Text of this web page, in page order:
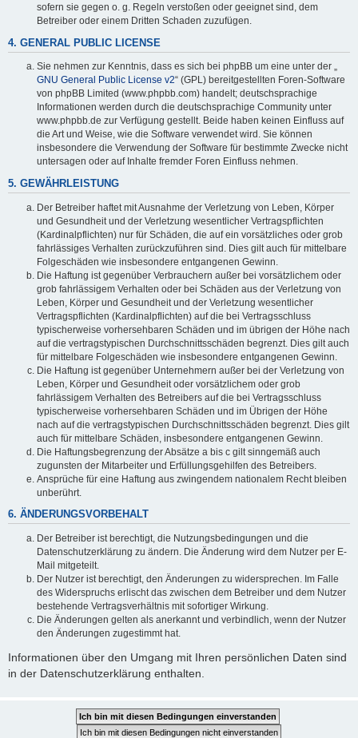
sofern sie gegen o. g. Regeln verstoßen oder geeignet sind, dem
Betreiber oder einem Dritten Schaden zuzufügen.
4. GENERAL PUBLIC LICENSE
Sie nehmen zur Kenntnis, dass es sich bei phpBB um eine unter der „
GNU General Public License v2“ (GPL) bereitgestellten Foren-Software
von phpBB Limited (www.phpbb.com) handelt; deutschsprachige
Informationen werden durch die deutschsprachige Community unter
www.phpbb.de zur Verfügung gestellt. Beide haben keinen Einfluss auf
die Art und Weise, wie die Software verwendet wird. Sie können
insbesondere die Verwendung der Software für bestimmte Zwecke nicht
untersagen oder auf Inhalte fremder Foren Einfluss nehmen.
5. GEWÄHRLEISTUNG
Der Betreiber haftet mit Ausnahme der Verletzung von Leben, Körper
und Gesundheit und der Verletzung wesentlicher Vertragspflichten
(Kardinalpflichten) nur für Schäden, die auf ein vorsätzliches oder grob
fahrlässiges Verhalten zurückzuführen sind. Dies gilt auch für mittelbare
Folgeschäden wie insbesondere entgangenen Gewinn.
Die Haftung ist gegenüber Verbrauchern außer bei vorsätzlichem oder
grob fahrlässigem Verhalten oder bei Schäden aus der Verletzung von
Leben, Körper und Gesundheit und der Verletzung wesentlicher
Vertragspflichten (Kardinalpflichten) auf die bei Vertragsschluss
typischerweise vorhersehbaren Schäden und im übrigen der Höhe nach
auf die vertragstypischen Durchschnittsschäden begrenzt. Dies gilt auch
für mittelbare Folgeschäden wie insbesondere entgangenen Gewinn.
Die Haftung ist gegenüber Unternehmern außer bei der Verletzung von
Leben, Körper und Gesundheit oder vorsätzlichem oder grob
fahrlässigem Verhalten des Betreibers auf die bei Vertragsschluss
typischerweise vorhersehbaren Schäden und im Übrigen der Höhe
nach auf die vertragstypischen Durchschnittsschäden begrenzt. Dies gilt
auch für mittelbare Schäden, insbesondere entgangenen Gewinn.
Die Haftungsbegrenzung der Absätze a bis c gilt sinngemäß auch
zugunsten der Mitarbeiter und Erfüllungsgehilfen des Betreibers.
Ansprüche für eine Haftung aus zwingendem nationalem Recht bleiben
unberührt.
6. ÄNDERUNGSVORBEHALT
Der Betreiber ist berechtigt, die Nutzungsbedingungen und die
Datenschutzerklärung zu ändern. Die Änderung wird dem Nutzer per E-
Mail mitgeteilt.
Der Nutzer ist berechtigt, den Änderungen zu widersprechen. Im Falle
des Widerspruchs erlischt das zwischen dem Betreiber und dem Nutzer
bestehende Vertragsverhältnis mit sofortiger Wirkung.
Die Änderungen gelten als anerkannt und verbindlich, wenn der Nutzer
den Änderungen zugestimmt hat.
Informationen über den Umgang mit Ihren persönlichen Daten sind
in der Datenschutzerklärung enthalten.